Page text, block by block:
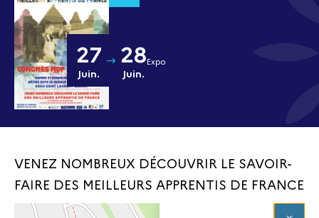
27
Juin.
28
Juin.
Artois Expo
VENEZ NOMBREUX DÉCOUVRIR LE SAVOIR-
FAIRE DES MEILLEURS APPRENTIS DE FRANCE